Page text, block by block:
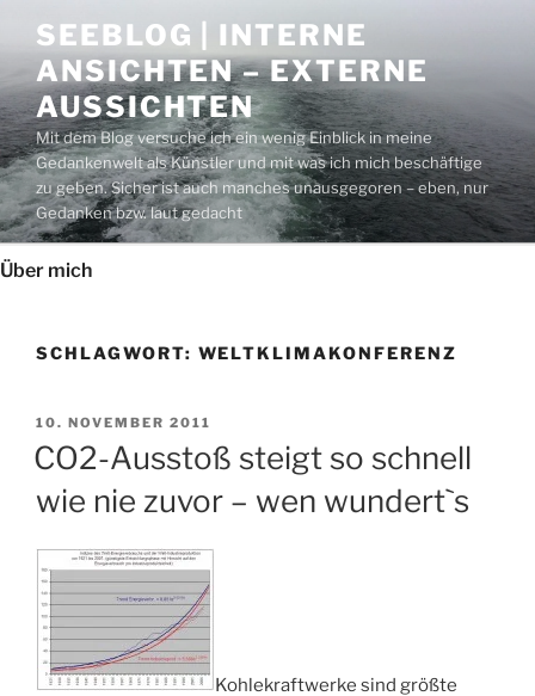
Inhalt
springen
SEEBLOG | INTERNE
ANSICHTEN – EXTERNE
AUSSICHTEN
Mit dem Blog versuche ich ein wenig Einblick in meine
Gedankenwelt als Künstler und mit was ich mich beschäftige
zu geben. Sicher ist auch manches unausgegoren – eben, nur
Gedanken bzw. laut gedacht
Über mich
SCHLAGWORT: WELTKLIMAKONFERENZ
VERÖFFENTLICHT
AM
10. NOVEMBER 2011
CO2-Ausstoß steigt so schnell
wie nie zuvor – wen wundert`s
Kohlekraftwerke sind größte